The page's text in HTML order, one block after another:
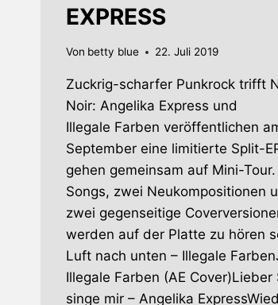
EXPRESS
Von betty blue 22. Juli 2019
Zuckrig-scharfer Punkrock trifft
Noir: Angelika Express und
Illegale Farben veröffentlichen
September eine limitierte Split-
gehen gemeinsam auf Mini-
Songs, zwei Neukompositionen
zwei gegenseitige
werden auf der Platte zu hören
Luft nach unten – Illegale
Illegale Farben (AE Cover)Lieber
singe mir – Angelika